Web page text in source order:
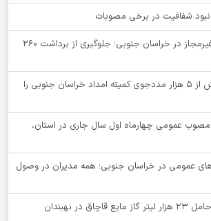
نبود شفافیت در برخی مصوبات
انسداد ۳۴ حلقه چاه غیرمجاز در خراسان جنوبی؛ جلوگیری از برداشت ۲۶۰
«کیمیاگران»، بینایی بیش از ۵ هزار مددجوی کمیته امداد خراسان جنوبی را
مصوب عمومی چهارماه اول سال جاری در استان،
عمومی در خراسان جنوبی؛ همه مدیران در وصول
نهبندان